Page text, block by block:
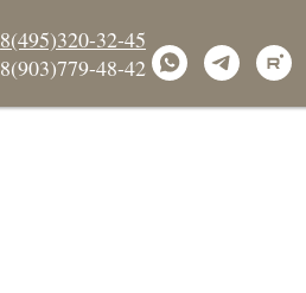
8(495)320-32-45
8(903)779-48-42